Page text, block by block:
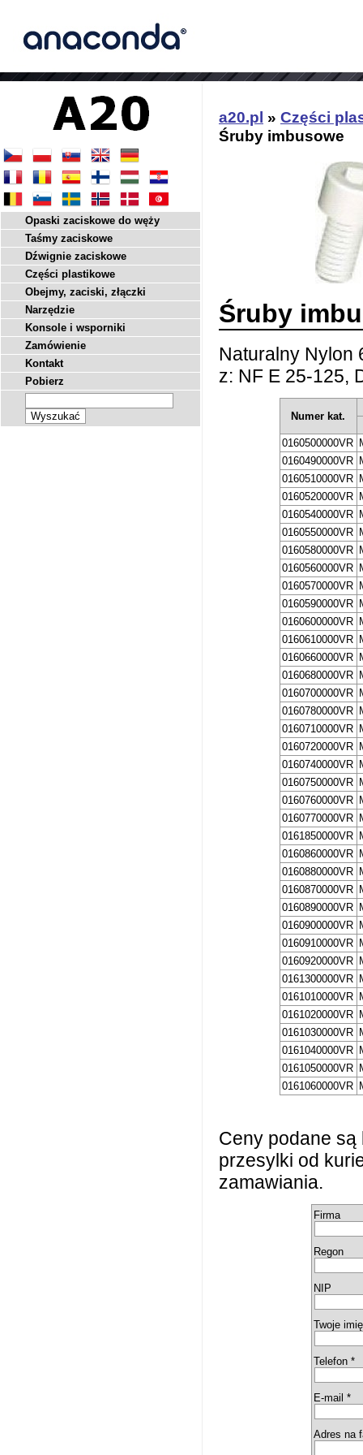
a20.pl » Części
Śruby imbusowe
Śruby
Naturalny Nylon
z: NF E 25-125,
Numer kat.
0160500000VR
0160490000VR
0160510000VR
0160520000VR
0160540000VR
0160550000VR
0160580000VR
0160560000VR
0160570000VR
0160590000VR
0160600000VR
0160610000VR
0160660000VR
0160680000VR
0160700000VR
0160780000VR
0160710000VR
0160720000VR
0160740000VR
0160750000VR
0160760000VR
0160770000VR
0161850000VR
0160860000VR
0160880000VR
0160870000VR
0160890000VR
0160900000VR
0160910000VR
0160920000VR
0161300000VR
0161010000VR
0161020000VR
0161030000VR
0161040000VR
0161050000VR
0161060000VR
Ceny podane są
przesylki od
zamawiania.
Firma
Regon
NIP
Twoje
Telefon *
E-mail *
Adres na
Opaski zaciskowe do węży
Taśmy zaciskowe
Dźwignie zaciskowe
Części plastikowe
Obejmy, zaciski, złączki
Narzędzie
Konsole i wsporniki
Zamówienie
Kontakt
Pobierz